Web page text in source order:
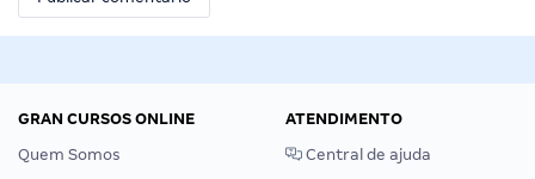
GRAN CURSOS ONLINE
Quem Somos
ATENDIMENTO
Central de ajuda